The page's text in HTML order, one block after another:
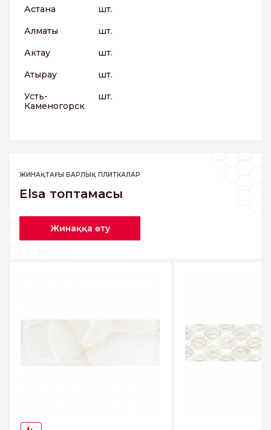
Астана
шт.
Алматы
шт.
Актау
шт.
Атырау
шт.
Усть-
Каменогорск
шт.
ЖИНАҚТАҒЫ БАРЛЫҚ ПЛИТКАЛАР
Elsa топтамасы
Жинаққа өту